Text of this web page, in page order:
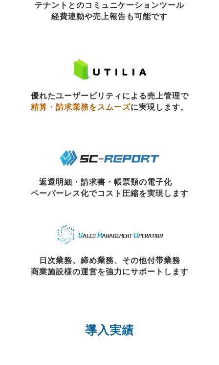
テナントとのコミュニケーションツール
経費連動や売上報告も可能です
優れたユーザービリティによる売上管理で
精算・請求業務をスムーズに実現します。
返還明細・請求書・帳票類の電子化
ペーパーレス化でコスト圧縮を実現します
日次業務、締め業務、その他付帯業務
商業施設様の運営を強力にサポートします
導入実績